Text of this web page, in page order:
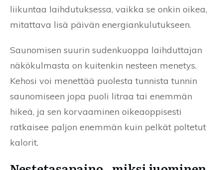
liikuntaa laihdutuksessa, vaikka se onkin oikea,
mitattava lisä päivän energiankulutukseen.
Saunomisen suurin sudenkuoppa laihduttajan
näkökulmasta on kuitenkin nesteen menetys.
Kehosi voi menettää puolesta tunnista tunnin
saunomiseen jopa puoli litraa tai enemmän
hikeä, ja sen korvaaminen oikeaoppisesti
ratkaisee paljon enemmän kuin pelkät poltetut
kalorit.